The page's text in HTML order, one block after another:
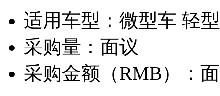
适用车型： 微型车 轻
采购量： 面议
采购金额（RMB）：